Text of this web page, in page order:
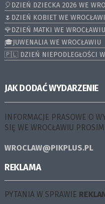
🎈DZIEŃ DZIECKA 2026 WE
🌷DZIEŃ KOBIET WE
🌹DZIEŃ MATKI WE WROCŁAWIU
🎓JUWENALIA WE WROCŁAWIU
🇵🇱 DZIEŃ NIEPODLEGŁOŚCI
JAK DODAĆ WYDARZENIE
INFORMACJE PRASOWE O
SIĘ WE WROCŁAWIU
WROCLAW@PIKPLUS.PL
REKLAMA
PYTANIA W SPRAWIE